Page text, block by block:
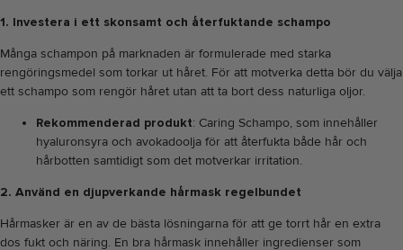
1. Investera i ett skonsamt och återfuktande schampo
Många schampon på marknaden är formulerade med starka
rengöringsmedel som torkar ut håret. För att motverka detta bör du välja
ett schampo som rengör håret utan att ta bort dess naturliga oljor.
Rekommenderad produkt: Caring Schampo, som innehåller
hyaluronsyra och avokadoolja för att återfukta både hår och
hårbotten samtidigt som det motverkar irritation.
2. Använd en djupverkande hårmask regelbundet
Hårmasker är en av de bästa lösningarna för att ge torrt hår en extra
dos fukt och näring. En bra hårmask innehåller ingredienser som